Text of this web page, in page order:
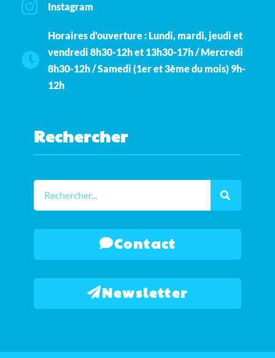
Instagram
Horaires d'ouverture : Lundi, mardi, jeudi et
vendredi 8h30-12h et 13h30-17h / Mercredi
8h30-12h / Samedi (1er et 3ème du mois) 9h-
12h
Rechercher
Contact
Newsletter